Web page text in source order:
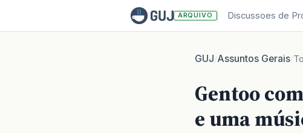
ARQUIVO Discussoes de
GUJ/Assuntos Gerais/
Gentoo
e uma